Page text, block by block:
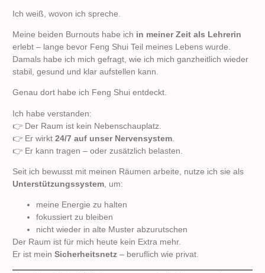
Ich weiß, wovon ich spreche.
Meine beiden Burnouts habe ich in meiner Zeit als Lehrerin
erlebt – lange bevor Feng Shui Teil meines Lebens wurde.
Damals habe ich mich gefragt, wie ich mich ganzheitlich wieder
stabil, gesund und klar aufstellen kann.
Genau dort habe ich Feng Shui entdeckt.
Ich habe verstanden:
👉 Der Raum ist kein Nebenschauplatz.
👉 Er wirkt 24/7 auf unser Nervensystem
👉 Er kann tragen – oder zusätzlich belasten.
Seit ich bewusst mit meinen Räumen arbeite, nutze ich sie als
Unterstützungssystem , um:
meine Energie zu halten
fokussiert zu bleiben
nicht wieder in alte Muster abzurutschen
Der Raum ist für mich heute kein Extra mehr.
Er ist mein Sicherheitsnetz – beruflich wie privat.